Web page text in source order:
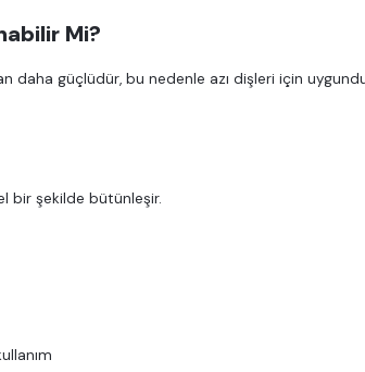
Mi?
güçlüdür, bu nedenle azı dişleri için
bir şekilde bütünleşir.